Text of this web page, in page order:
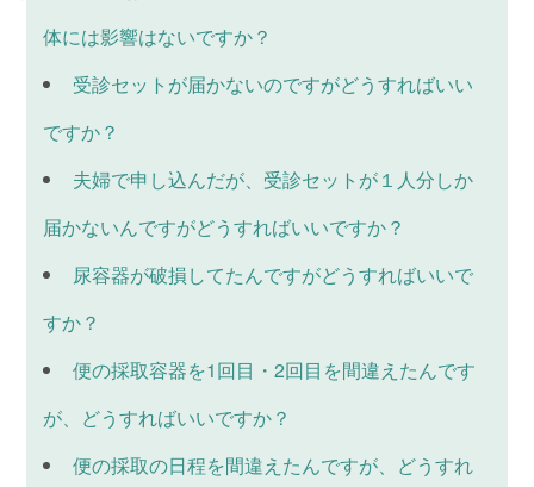
体には影響はないですか？
受診セットが届かないのですがどうすればいい
ですか？
夫婦で申し込んだが、受診セットが１人分しか
届かないんですがどうすればいいですか？
尿容器が破損してたんですがどうすればいいで
すか？
便の採取容器を1回目・2回目を間違えたんです
が、どうすればいいですか？
便の採取の日程を間違えたんですが、どうすれ